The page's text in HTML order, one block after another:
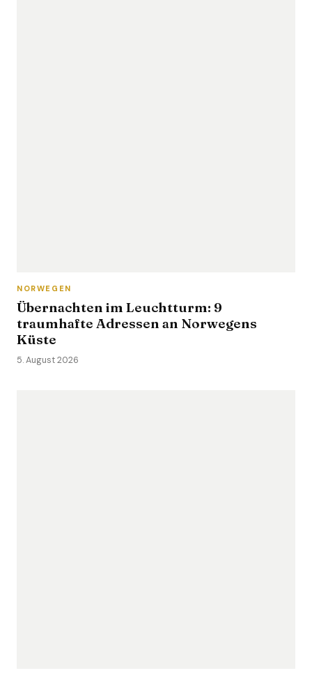
NORWEGEN
Übernachten im Leuchtturm: 9
traumhafte Adressen an Norwegens
Küste
5. August 2026